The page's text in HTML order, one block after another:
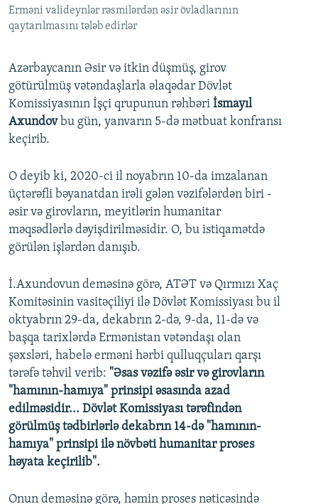
AZADLIQRADIOSU MOBIL TELEFONUNUZDA
XƏBƏR BÜLLETENLƏRIMIZ
RFE/RL-in bütün saytları
720p 1080p
720p
1080p
Erməni valideynlər rəsmilərdən əsir övladlarının
qaytarılmasını tələb edirlər
Azərbaycanın Əsir və itkin düşmüş, girov
götürülmüş vətəndaşlarla əlaqədar Dövlət
Komissiyasının İşçi qrupunun rəhbəri İsmayıl
Axundovbu gün, yanvarın 5-də mətbuat konfransı
keçirib.
O deyib ki, 2020-ci il noyabrın 10-da imzalanan
üçtərəfli bəyanatdan irəli gələn vəzifələrdən biri -
əsir və girovların, meyitlərin humanitar
məqsədlərlə dəyişdirilməsidir. O, bu istiqamətdə
görülən işlərdən danışıb.
İ.Axundovun deməsinə görə, ATƏT və Qırmızı Xaç
Komitəsinin vasitəçiliyi ilə Dövlət Komissiyası bu il
oktyabrın 29-da, dekabrın 2-də, 9-da, 11-də və
başqa tarixlərdə Ermənistan vətəndaşı olan
şəxsləri, habelə erməni hərbi qulluqçuları qarşı
tərəfə təhvil verib: "Əsas vəzifə əsir və girovların
"hamının-hamıya" prinsipi əsasında azad
edilməsidir... Dövlət Komissiyası tərəfindən
görülmüş tədbirlərlə dekabrın 14-də "hamının-
hamıya" prinsipi ilə növbəti humanitar proses
həyata keçirilib".
Onun deməsinə görə, həmin proses nəticəsində